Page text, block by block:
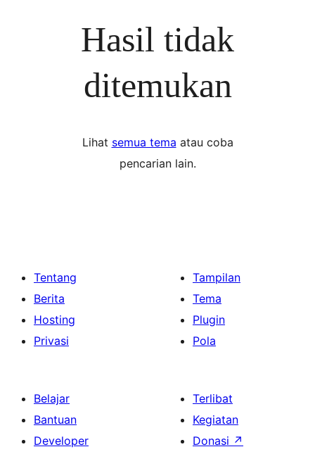
Hasil tidak
ditemukan
Lihat semua tema atau coba
pencarian lain.
Tentang
Berita
Hosting
Privasi
Tampilan
Tema
Plugin
Pola
Belajar
Bantuan
Developer
Terlibat
Kegiatan
Donasi ↗